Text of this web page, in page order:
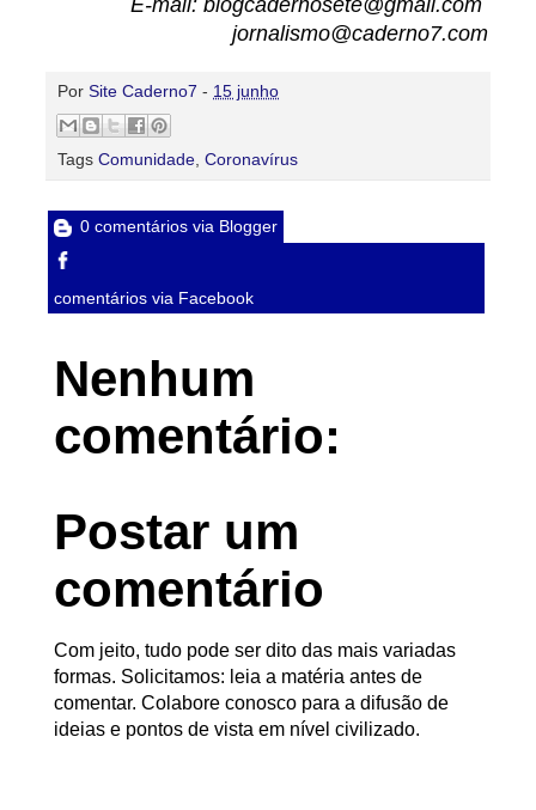
jornalismo@caderno7.com
Por Site Caderno7 - 15 junho
Tags Comunidade Coronavírus
0 comentários via Blogger
comentários via Facebook
Nenhum
comentário:
Postar um
comentário
Com jeito, tudo pode ser dito das mais variadas
formas. Solicitamos: leia a matéria antes de
comentar. Colabore conosco para a difusão de
ideias e pontos de vista em nível civilizado.